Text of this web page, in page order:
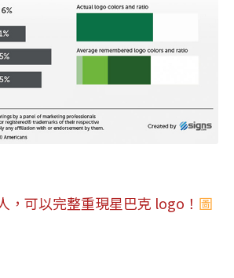
，可以完整重現星巴克 logo！ 圖